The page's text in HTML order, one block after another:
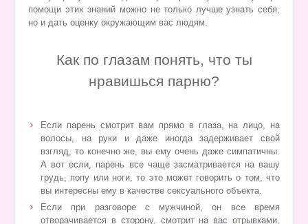
помощи этих знаний можно не только лучше узнать себя,
но и дать оценку окружающим вас людям.
Как по глазам понять, что ты
нравишься парню?
Если парень смотрит вам прямо в глаза, на лицо, на
волосы, на руки и даже иногда задерживает свой
взгляд, то конечно же, вы ему очень даже симпатичны.
А вот если, парень все чаще засматривается на вашу
грудь, попу или ноги, то это может говорить о том, что
вы интересны ему в качестве сексуального объекта.
Если при разговоре с мужчиной, он все время
отворачивается в сторону, смотритна вас отрывками,